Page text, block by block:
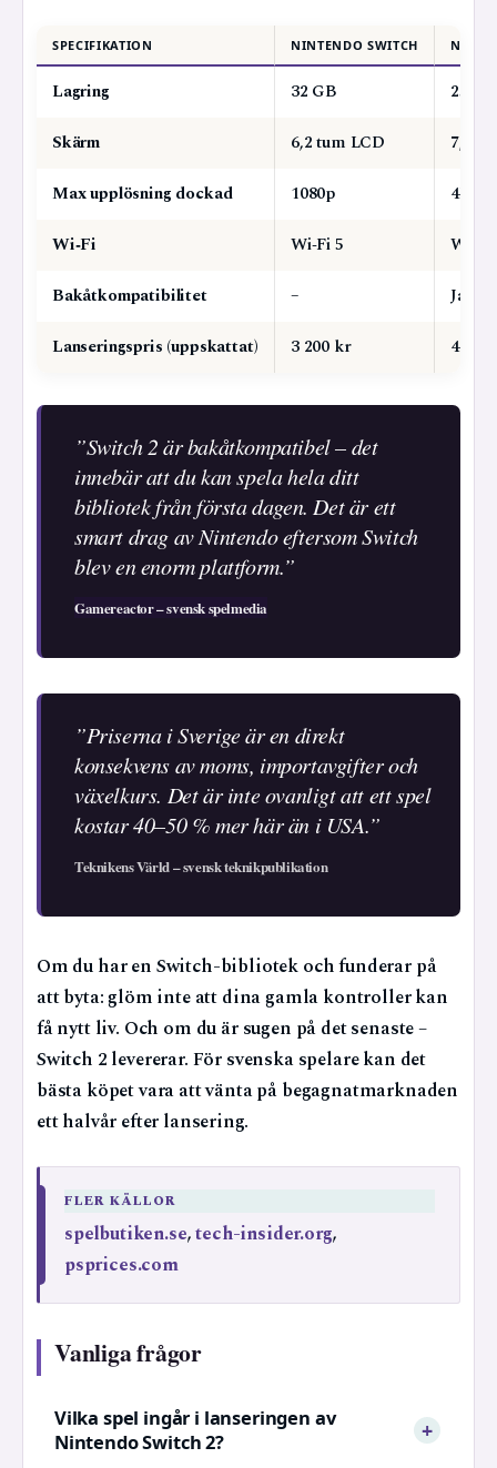
SPECIFIKATION NINTENDO SWITCH
Lagring 32 GB
256
Skärm
6,2 tum LCD
7,9
Max upplösning dockad
1080p
4K
Wi‑Fi
Wi‑Fi 5
Wi‑Fi
Bakåtkompatibilitet
–
Ja,
Lanseringspris (uppskattat)
3 200 kr 4
”Switch 2 är bakåtkompatibel – det
innebär att du kan spela hela ditt
bibliotek från första dagen. Det är ett
smart drag av Nintendo eftersom Switch
blev en enorm plattform.”
Gamereactor – svensk spelmedia
”Priserna i Sverige är en direkt
konsekvens av moms, importavgifter och
växelkurs. Det är inte ovanligt att ett spel
kostar 40–50 % mer här än i USA.”
Teknikens Värld – svensk teknikpublikation
Om du har en Switch-bibliotek och funderar på
att byta: glöm inte att dina gamla kontroller kan
få nytt liv. Och om du är sugen på det senaste –
Switch 2 levererar. För svenska spelare kan det
bästa köpet vara att vänta på begagnatmarknaden
ett halvår efter lansering.
FLER KÄLLOR
spelbutiken.se,tech-insider.org,
psprices.com
Vanliga frågor
Vilka spel ingår i lanseringen av
Nintendo Switch 2?